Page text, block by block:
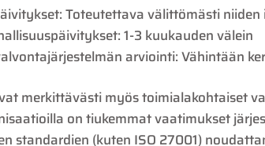
Toteutettava välittömästi
1-3 kuukauden välein
arviointi: Vähintään
merkittävästi myös toimialakohtaiset
on tiukemmat vaatimukset
standardien (kuten ISO 27001)